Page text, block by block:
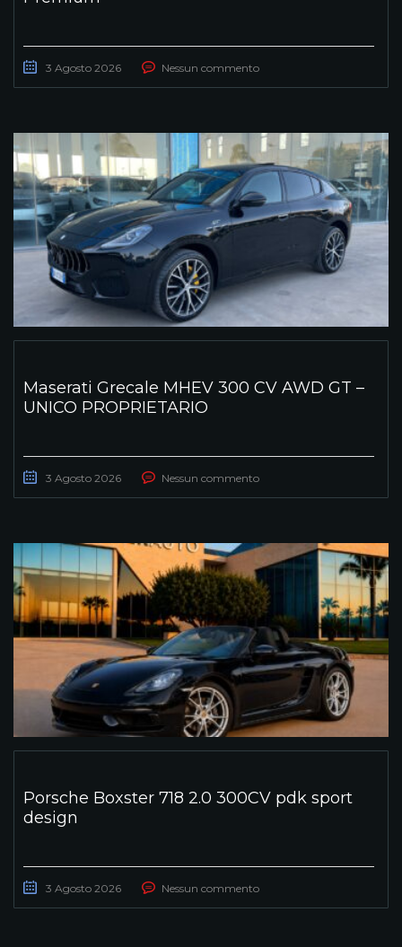
3 Agosto 2026 Nessun commento
Maserati Grecale MHEV 300 CV AWD GT –
UNICO PROPRIETARIO
3 Agosto 2026 Nessun commento
Porsche Boxster 718 2.0 300CV pdk sport
design
3 Agosto 2026 Nessun commento